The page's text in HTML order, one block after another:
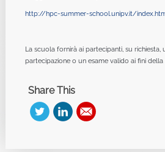
http://hpc-summer-school.unipv.it/
La scuola fornirà ai partecipanti, su richiesta,
partecipazione o un esame valido ai fini
Share This